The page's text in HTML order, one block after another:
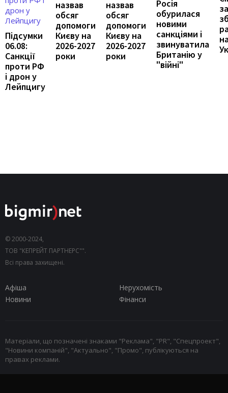
Підсумки
06.08:
Санкції
проти РФ
і дрон у
Лейпцигу
назвав
обсяг
допомоги
Києву на
2026-2027
роки
назвав
обсяг
допомоги
Києву на
2026-2027
роки
Росія
обурилася
новими
санкціями і
звинуватила
Британію у
"війні"
© 2000-2024,
ТОВ "КЕПРЕЙТ ПАРТНЕРС"".
Всі права захищені.
Афіша
Нерухомість
Новини
Фінанси
Матеріали, що позначені знаками "Реклама", "PR", "Спецпроект",
"Новини компаній", "Актуально", "Промо", публікуються на
правах реклами.